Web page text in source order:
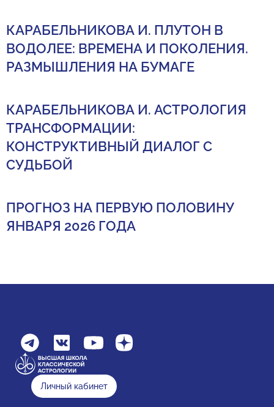
КАРАБЕЛЬНИКОВА И. ПЛУТОН В
ВОДОЛЕЕ: ВРЕМЕНА И ПОКОЛЕНИЯ.
РАЗМЫШЛЕНИЯ НА БУМАГЕ
КАРАБЕЛЬНИКОВА И. АСТРОЛОГИЯ
ТРАНСФОРМАЦИИ:
КОНСТРУКТИВНЫЙ ДИАЛОГ С
СУДЬБОЙ
ПРОГНОЗ НА ПЕРВУЮ ПОЛОВИНУ
ЯНВАРЯ 2026 ГОДА
Личный кабинет